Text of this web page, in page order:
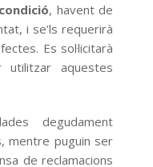
, havent de
i se’ls requerirà
Es sol·licitarà
aquestes
degudament
mentre puguin ser
de reclamacions